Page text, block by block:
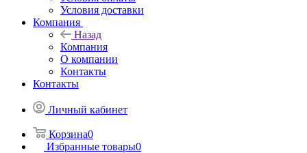
Условия доставки
Компания
Назад
Компания
О компании
Контакты
Контакты
Личный кабинет
Корзина0
Избранные товары0